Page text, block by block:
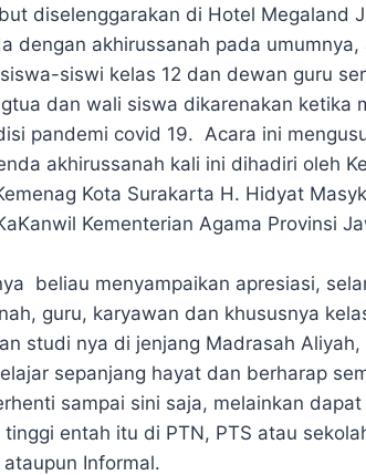
diselenggarakan di Hotel Megaland
dengan akhirussanah pada
siswi kelas 12 dan dewan guru
dan wali siswa dikarenakan ketika
pandemi covid 19. Acara ini
akhirussanah kali ini dihadiri oleh
Kota Surakarta H. Hidyat
Kementerian Agama Provinsi
beliau menyampaikan apresiasi,
guru, karyawan dan khususnya
studi nya di jenjang Madrasah
sepanjang hayat dan berharap
sampai sini saja, melainkan
entah itu di PTN, PTS atau
Informal.